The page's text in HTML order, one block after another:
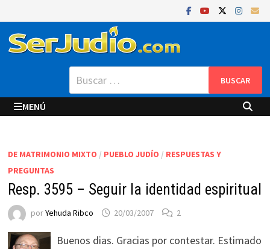
al
contenido
Buscar:
MENÚ
DE MATRIMONIO MIXTO / PUEBLO JUDÍO / RESPUESTAS Y
PREGUNTAS
Resp. 3595 – Seguir la identidad espiritual
porYehuda Ribco 20/03/2007 2
Buenos dias. Gracias por contestar. Estimado